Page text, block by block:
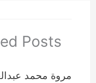
Posts
مروة محمد